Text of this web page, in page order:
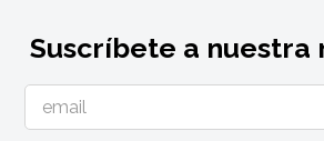
Suscríbete a